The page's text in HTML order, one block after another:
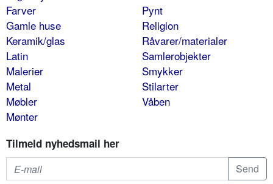
Farver
Gamle huse
Keramik/glas
Latin
Malerier
Metal
Møbler
Mønter
Pynt
Religion
Råvarer/materialer
Samlerobjekter
Smykker
Stilarter
Våben
Tilmeld nyhedsmail her